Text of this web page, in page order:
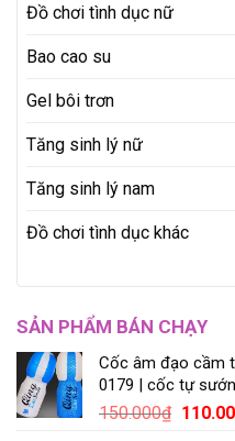
Đồ chơi tình dục nữ
Bao cao su
Gel bôi trơn
Tăng sinh lý nữ
Tăng sinh lý nam
Đồ chơi tình dục khác
SẢN PHẨM BÁN CHẠY
Cốc âm đạo cầm
0179 | cốc tự
150.000₫